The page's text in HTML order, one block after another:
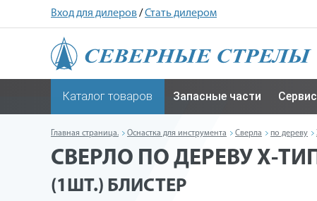
Вход для дилеров/Стать дилером
Каталог товаров Запасные части Сервис
Главная страница. Оснастка для инструмента Сверла по дереву
СВЕРЛО ПО ДЕРЕВУ Х-
(1ШТ.) БЛИСТЕР